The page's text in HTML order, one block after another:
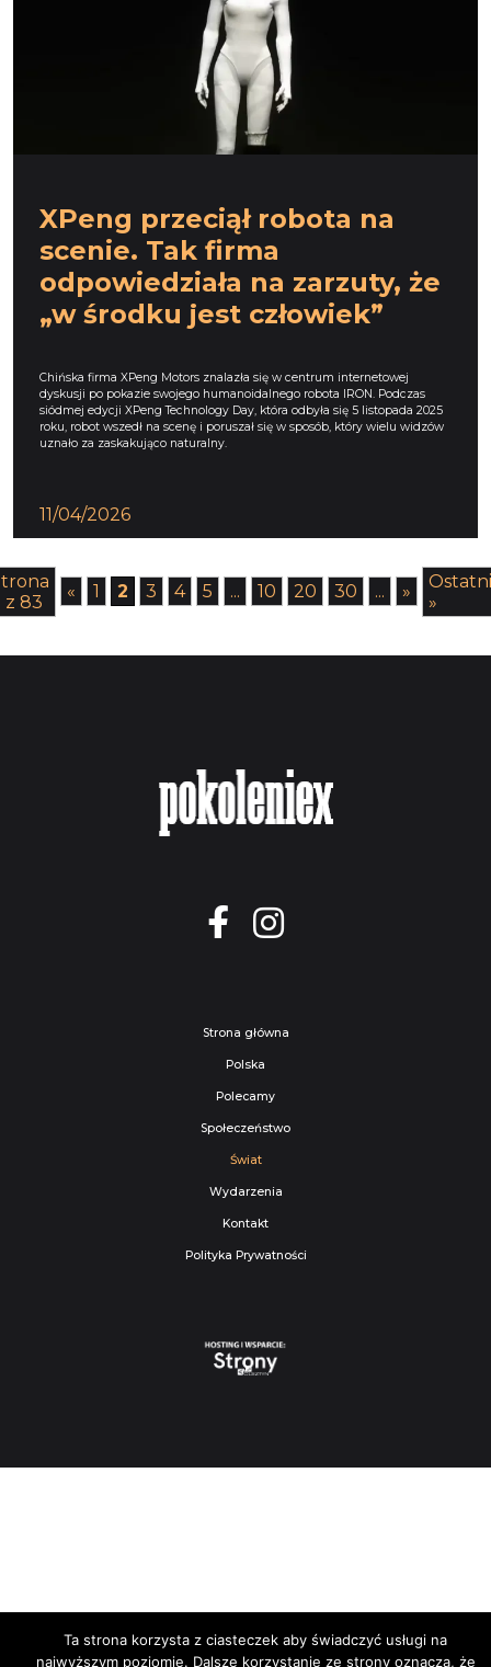
XPeng przeciął robota na
scenie. Tak firma
odpowiedziała na zarzuty, że
„w środku jest człowiek”
Chińska firma XPeng Motors znalazła się w centrum internetowej
dyskusji po pokazie swojego humanoidalnego robota IRON. Podczas
siódmej edycji XPeng Technology Day, która odbyła się 5 listopada 2025
roku, robot wszedł na scenę i poruszał się w sposób, który wielu widzów
uznało za zaskakująco naturalny.
11/04/2026
z 83
« 1 2 3 4 5 ... 10 20 30 ... »
»
Strona główna
Polska
Polecamy
Społeczeństwo
Świat
Wydarzenia
Kontakt
Polityka Prywatności
Ta strona korzysta z ciasteczek aby świadczyć usługi na
najwyższym poziomie. Dalsze korzystanie ze strony oznacza, że